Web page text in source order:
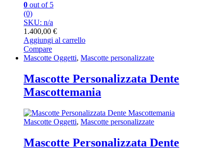
0 out of 5
(0)
SKU: n/a
1.400,00 €
Aggiungi al carrello
Compare
Mascotte Oggetti, Mascotte personalizzate
Mascotte Personalizzata Dente
Mascottemania
Mascotte Oggetti, Mascotte personalizzate
Mascotte Personalizzata Dente